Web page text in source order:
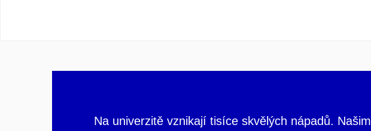
Na univerzitě vznikají tisíce skvělých nápadů.